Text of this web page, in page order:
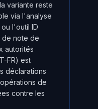
variante reste
via l'analyse
l'outil ID
de note de
autorités
FR) est
déclarations
de
contre les